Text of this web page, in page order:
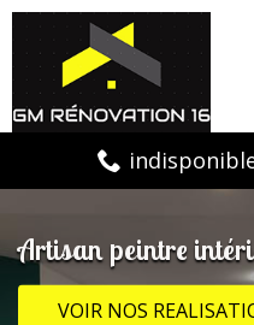
Artisan peintre
VOIR NOS